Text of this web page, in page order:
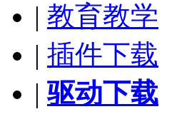
| 教育教学
| 插件下载
|驱动下载